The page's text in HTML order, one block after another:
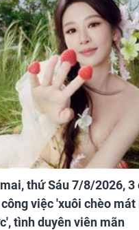
thứ Sáu 7/8/2026, 3
việc 'xuôi chèo
tình duyên viên mãn